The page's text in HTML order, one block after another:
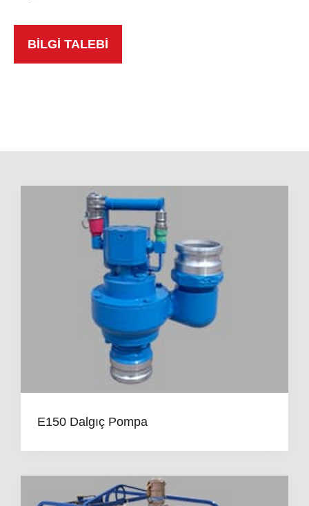
BİLGİ TALEBİ
E150 Dalgıç Pompa